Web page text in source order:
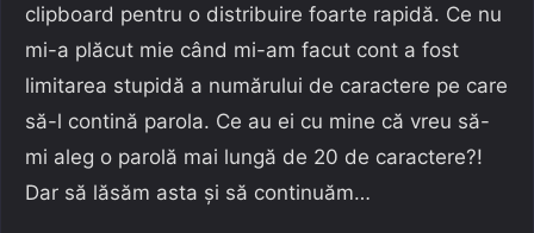
clipboard pentru o distribuire foarte rapidă. Ce nu
mi-a plăcut mie când mi-am facut cont a fost
limitarea stupidă a numărului de caractere pe care
să-l contină parola. Ce au ei cu mine că vreu să-
mi aleg o parolă mai lungă de 20 de caractere?!
Dar să lăsăm asta și să continuăm…